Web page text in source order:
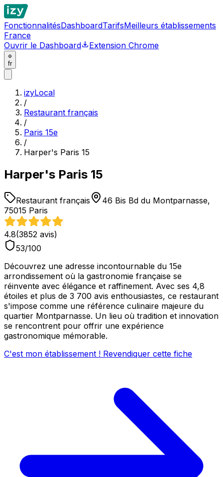
FonctionnalitésDashboardTarifsMeilleurs établissements
France
Ouvrir le Dashboard
Extension Chrome
fr
izyLocal
/
Restaurant français
/
Paris 15e
/
Harper's Paris 15
Harper's Paris 15
Restaurant français
46 Bis Bd du Montparnasse,
75015 Paris
4.8(3852 avis)
53/100
Découvrez une adresse incontournable du 15e
arrondissement où la gastronomie française se
réinvente avec élégance et raffinement. Avec ses 4,8
étoiles et plus de 3 700 avis enthousiastes, ce restaurant
s'impose comme une référence culinaire majeure du
quartier Montparnasse. Un lieu où tradition et innovation
se rencontrent pour offrir une expérience
gastronomique mémorable.
C'est mon établissement ! Revendiquer cette fiche